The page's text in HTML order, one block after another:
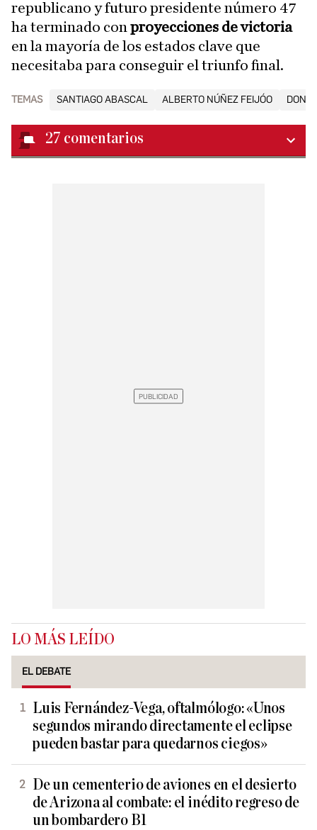
republicano y futuro presidente número 47
ha terminado con proyecciones de victoria
en la mayoría de los estados clave que
necesitaba para conseguir el triunfo final.
TEMAS SANTIAGO ABASCAL ALBERTO NÚÑEZ FEIJÓO
27 comentarios
LO MÁS LEÍDO
EL DEBATE
Luis Fernández-Vega, oftalmólogo: «Unos
segundos mirando directamente el eclipse
pueden bastar para quedarnos ciegos»
De un cementerio de aviones en el desierto
de Arizona al combate: el inédito regreso de
un bombardero B1